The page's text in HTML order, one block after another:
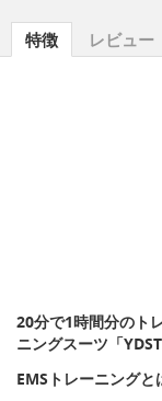
特徴 レビュー
20分で1時間分のト
ニングスーツ「
EMSトレーニングと